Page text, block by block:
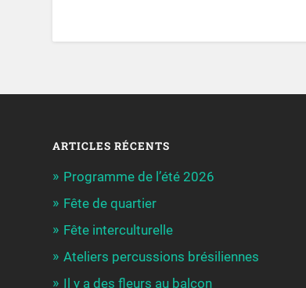
ARTICLES RÉCENTS
Programme de l’été 2026
Fête de quartier
Fête interculturelle
Ateliers percussions brésiliennes
Il y a des fleurs au balcon